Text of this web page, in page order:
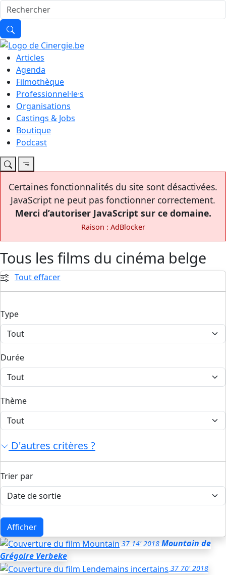
Articles
Agenda
Filmothèque
Professionnel·le·s
Organisations
Castings & Jobs
Boutique
Podcast
Certaines fonctionnalités du site sont désactivées.
JavaScript ne peut pas fonctionner correctement.
Merci d’autoriser JavaScript sur ce domaine.
Raison : AdBlocker
Tous les films du cinéma belge
Tout effacer
Type
Durée
Thème
D'autres critères ?
Trier par
Afficher
37 14' 2018 Mountain de
Grégoire Verbeke
37 70' 2018